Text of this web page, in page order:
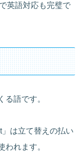
英語対応も完璧で
る語です。
」は立て替えの払い
われます。